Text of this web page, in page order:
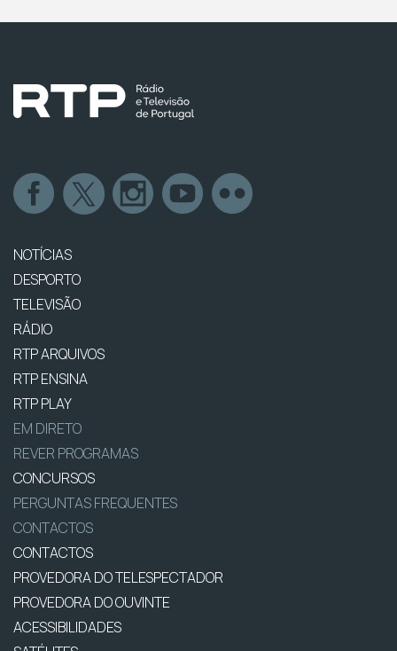
NOTÍCIAS
DESPORTO
TELEVISÃO
RÁDIO
RTP ARQUIVOS
RTP ENSINA
RTP PLAY
EM DIRETO
REVER PROGRAMAS
CONCURSOS
PERGUNTAS FREQUENTES
CONTACTOS
CONTACTOS
PROVEDORA DO TELESPECTADOR
PROVEDORA DO OUVINTE
ACESSIBILIDADES